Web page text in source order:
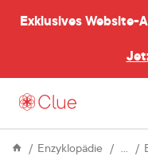
Exklusives Website-
Enzyklopädie